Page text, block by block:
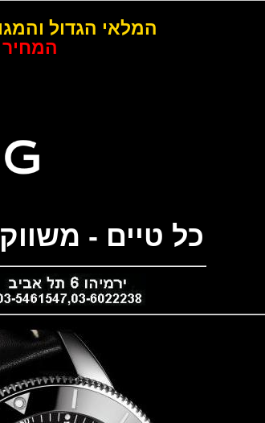
המלאי הגדול
המחיר
כל טיים -